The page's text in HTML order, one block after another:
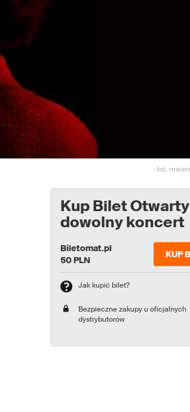
fot.
Kup Bilet
dowolny koncert
Biletomat.pl
50 PLN
KUP
Jak kupić bilet?
Bezpieczne zakupy u oficjalnych
dystrybutorów